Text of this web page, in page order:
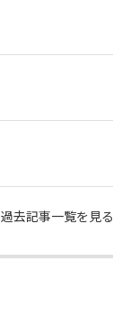
過去記事一覧を見る